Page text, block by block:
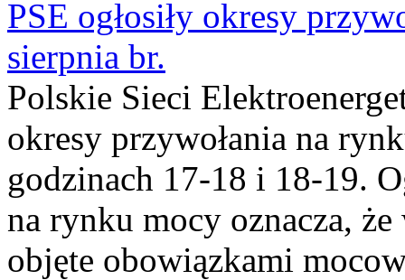
PSE ogłosiły okresy
sierpnia br.
Polskie Sieci
okresy przywołania na
godzinach 17-18 i 18-19.
na rynku mocy oznacza,
objęte obowiązkami